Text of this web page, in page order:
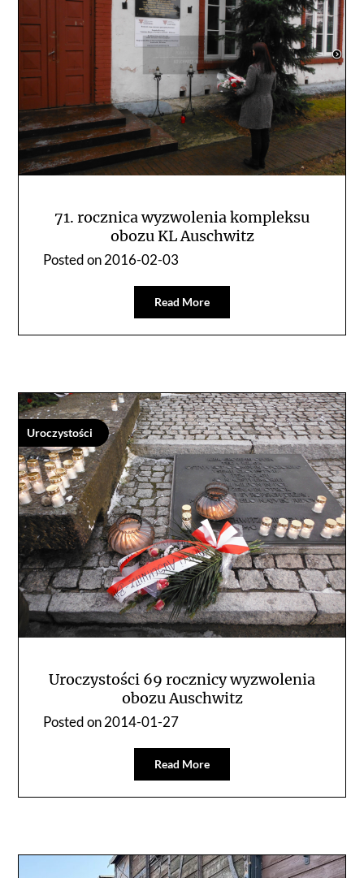
71. rocznica wyzwolenia kompleksu
obozu KL Auschwitz
Posted on2016-02-03
Read More
Uroczystości
Uroczystości 69 rocznicy wyzwolenia
obozu Auschwitz
Posted on2014-01-27
Read More